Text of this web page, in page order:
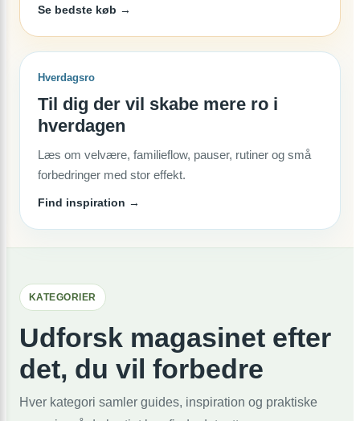
Se bedste køb →
Hverdagsro
Til dig der vil skabe mere ro i
hverdagen
Læs om velvære, familieflow, pauser, rutiner og små
forbedringer med stor effekt.
Find inspiration →
KATEGORIER
Udforsk magasinet efter
det, du vil forbedre
Hver kategori samler guides, inspiration og praktiske